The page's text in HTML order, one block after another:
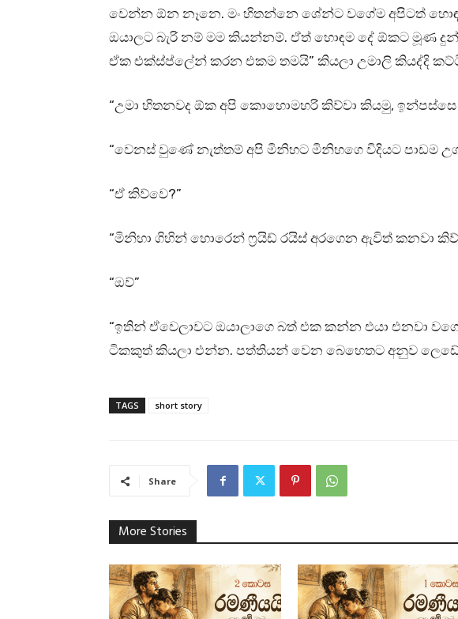
වෙන්න ඕන නෑනෙ. මං හිතන්නෙ ශේන්ට වගේම අපිටත්
ඔයාලට බැරි නම් මම කියන්නම්. ඒත් හොඳම දේ ඕකට මූණ
ඒක එක්ස්ප්ලේන් කරන එකම තමයි” කියලා උමාලි කියද්දි
“උමා හිතනවද ඕක අපි කොහොමහරි කිව්වා කියමු, ඉන්පස්සෙ
“වෙනස් වුණේ නැත්තම් අපි මිනිහට මිනිහගෙ විදියට පාඩම
“ඒ කිව්වෙ?”
“මිනිහා ගිහින් හොරෙන් ෆ්‍රයිඩ් රයිස් අරගෙන ඇවිත් කනවා
“ඔව්”
“ඉතින් ඒවෙලාවට ඔයාලාගෙ බත් එක කන්න එයා එනවා
ටිකකුත් කියලා එන්න. පත්තියන් වෙන බෙහෙතට අනුව ලෙඩේ
TAGS short story
Share
More Stories